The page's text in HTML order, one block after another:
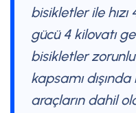
bisikletler ile
gücü 4 kilovatı
bisikletler
kapsamı dışında
araçların dahil